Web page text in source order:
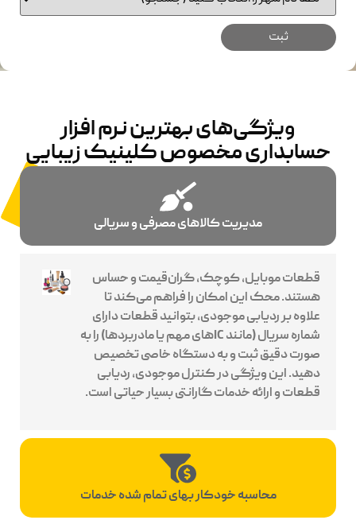
ویژگی‌های بهترین نرم افزار
حسابداری مخصوص کلینیک زیبایی
مدیریت کالاهای مصرفی و سریالی
محاسبه خودکار بهای تمام شده خدمات
قطعات موبایل، کوچک، گران‌قیمت و حساس
هستند. محک این امکان را فراهم می‌کند تا
علاوه بر ردیابی موجودی، بتوانید قطعات دارای
شماره سریال (مانند ICهای مهم یا مادربردها) را به
صورت دقیق ثبت و به دستگاه خاصی تخصیص
دهید. این ویژگی در کنترل موجودی، ردیابی
قطعات و ارائه خدمات گارانتی بسیار حیاتی است.